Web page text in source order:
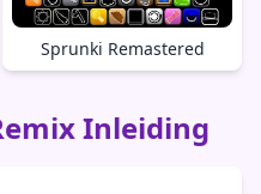
Sprunki Remastered
Inleiding